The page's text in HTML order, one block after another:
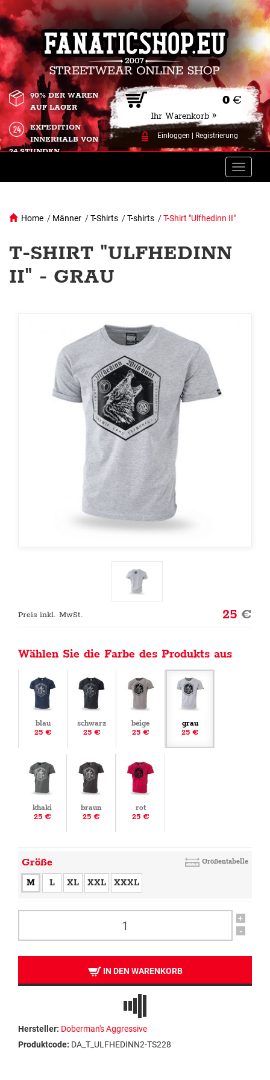
0 €
Ihr Warenkorb »
Einloggen Registrierung
90% DER WAREN
AUF LAGER
EXPEDITION
INNERHALB VON
24 STUNDEN.
Toggle
Home / Männer /T-Shirts /T-shirts /T-Shirt "Ulfhedinn II"
T-SHIRT "ULFHEDINN
II" - GRAU
Preis inkl. MwSt. 25€
Wählen Sie die Farbe des Produkts aus
blau
25 €
schwarz
25 €
beige
25 €
grau
25 €
khaki
25 €
braun
25 €
rot
25 €
Größe Größentabelle
M L XL XXL XXXL
+
-
IN DEN WARENKORB
Hersteller: Doberman's Aggressive
Produktcode: DA_T_ULFHEDINN2-TS228